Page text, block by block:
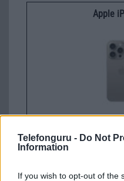
Telefonguru - Do Not
Information
If you wish to opt-out of the
Apple